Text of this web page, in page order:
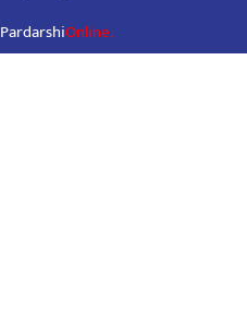
PardarshiOnline.